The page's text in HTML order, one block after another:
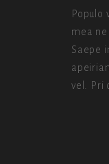
Populo
mea
Saepe
vel. Pri